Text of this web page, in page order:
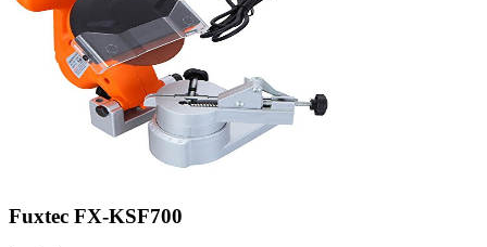
Fuxtec FX-KSF700